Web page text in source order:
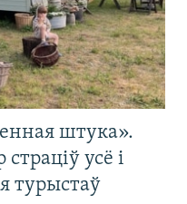
штука».
усё і
турыстаў